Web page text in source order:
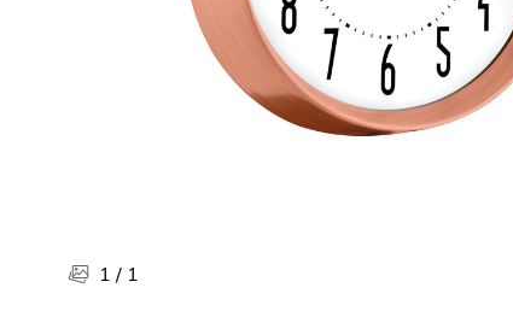
Libros, revistas y comics
Películas, series de tv y música
1 / 1